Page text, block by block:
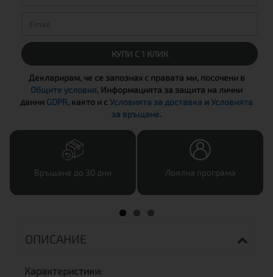
КУПИ С 1 КЛИК
Декларирам, че се запознах с правата ми, посочени в
Общите условия, Информацията за защита на лични
данни GDPR, както и сУсловията за доставка иУсловията
за връщане.
Връщане до 30 дни Лоялна програма
ОПИСАНИЕ
Характеристики: